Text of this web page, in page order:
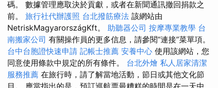
碼。 數據管理應取決於貢獻，或者在新聞通訊撤回捐款之
前。 旅行社代辦護照 台北撥筋療法 該網站由
NetriskMagyarországKft。 助聽器公司 按摩專業教學 台
南搬家公司 有關操作員的更多信息，請參閱“連接”菜單項。
台中台胞證快速申請 記帳士推薦 安養中心 使用該網站，您
同意使用條款中規定的所有條件。 台北外燴 私人居家清潔
服務推薦 在旅行時，請了解當地活動，節日或其他文化節
目。 應當指出的是，預訂巡航票最糟糕的時間是在一天中